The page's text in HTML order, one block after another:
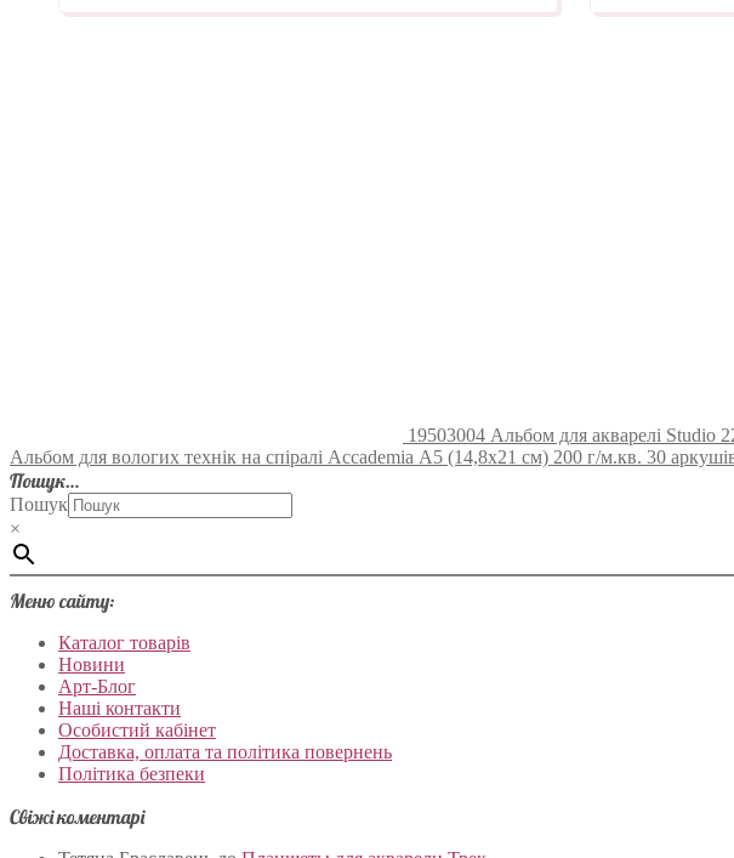
19503004 Альбом для акварелі Studio
Альбом для вологих технік на спіралі Accademia А5 (14,8х21 см) 200 г/м.кв. 30 аркушів
Пошук…
Пошук
×
Меню сайту:
Каталог товарів
Новини
Арт-Блог
Наші контакти
Особистий кабінет
Доставка, оплата та політика повернень
Політика безпеки
Свіжі коментарі